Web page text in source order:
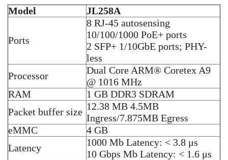
Model
JL258A
Ports
8 RJ-45 autosensing
10/100/1000 PoE+ ports
2 SFP+ 1/10GbE ports; PHY-
less
Processor
Dual Core ARM® Coretex A9
@ 1016 MHz
RAM
1 GB DDR3 SDRAM
Packet buffer size 12.38 MB 4.5MB
Ingress/7.875MB Egress
eMMC
4 GB
Latency
1000 Mb Latency: < 3.8 μs
10 Gbps Mb Latency: < 1.6 μs